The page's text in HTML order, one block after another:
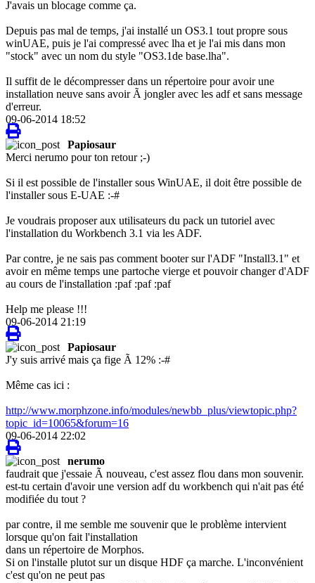
J'avais un blocage comme ça.
Depuis pas mal de temps, j'ai installé un OS3.1 tout propre sous
winUAE, puis je l'ai compressé avec lha et je l'ai mis dans mon
"stock" avec un nom du style "OS3.1de base.lha".
Il suffit de le décompresser dans un répertoire pour avoir une
installation neuve sans avoir Ã jongler avec les adf et sans message
d'erreur.
09-06-2014 18:52
Papiosaur
Merci nerumo pour ton retour ;-)
Si il est possible de l'installer sous WinUAE, il doit être possible de
l'installer sous E-UAE :-#
Je voudrais proposer aux utilisateurs du pack un tutoriel avec
l'installation du Workbench 3.1 via les ADF.
Par contre, je ne sais pas comment booter sur l'ADF "Install3.1" et
avoir en même temps une partoche vierge et pouvoir changer d'ADF
au cours de l'installation :paf :paf :paf
Help me please !!!
09-06-2014 21:19
Papiosaur
J'y suis arrivé mais ça fige Ã 12% :-#
Même cas ici :
http://www.morphzone.info/modules/newbb_plus/viewtopic.php?
topic_id=10065&forum=16
09-06-2014 22:02
nerumo
faudrait que j'essaie Ã nouveau, c'est assez flou dans mon souvenir.
est-tu certain d'avoir une version adf du workbench qui n'ait pas été
modifiée du tout ?
par contre, il me semble me souvenir que le problème intervient
lorsque qu'on fait l'installation
dans un répertoire de Morphos.
Si on l'installe plutot sur un disque HDF ça marche. L'inconvénient
c'est qu'on ne peut pas